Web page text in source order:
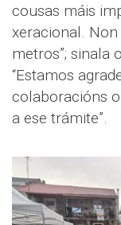
cousas máis
xeracional.
metros”; sinala
“Estamos
colaboracións
a ese trámite”.